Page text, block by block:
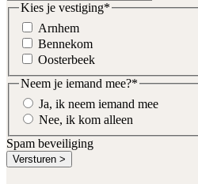
Kies je vestiging*
Arnhem
Bennekom
Oosterbeek
Neem je iemand mee?*
Ja, ik neem iemand mee
Nee, ik kom alleen
Spam beveiliging